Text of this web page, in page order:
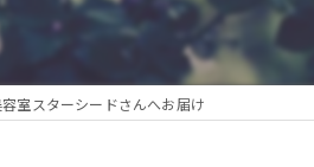
室スターシードさんへお届け